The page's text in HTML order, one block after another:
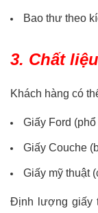
Bao thư theo
3. Chất
Khách hàng có
Giấy Ford
Giấy Couche
Giấy mỹ thuật
Định lượng giấy